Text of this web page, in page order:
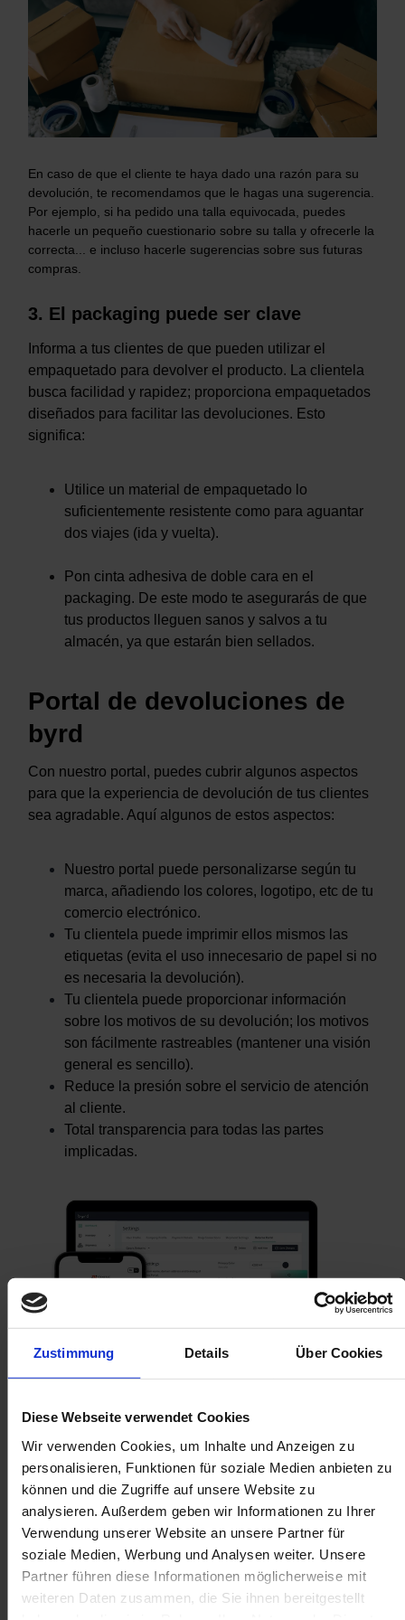
Zustimmung Details Über Cookies
Diese Webseite verwendet Cookies
Wir verwenden Cookies, um Inhalte und Anzeigen zu
personalisieren, Funktionen für soziale Medien anbieten zu
können und die Zugriffe auf unsere Website zu
analysieren. Außerdem geben wir Informationen zu Ihrer
Verwendung unserer Website an unsere Partner für
soziale Medien, Werbung und Analysen weiter. Unsere
Partner führen diese Informationen möglicherweise mit
weiteren Daten zusammen, die Sie ihnen bereitgestellt
En caso de que el cliente te haya dado una razón para su
devolución, te recomendamos que le hagas una sugerencia.
Por ejemplo, si ha pedido una talla equivocada, puedes
hacerle un pequeño cuestionario sobre su talla y ofrecerle la
correcta... e incluso hacerle sugerencias sobre sus futuras
compras.
3. El packaging puede ser clave
Informa a tus clientes de que pueden utilizar el
empaquetado para devolver el producto. La clientela
busca facilidad y rapidez; proporciona empaquetados
diseñados para facilitar las devoluciones. Esto
significa:
Utilice un material de empaquetado lo
suficientemente resistente como para aguantar
dos viajes (ida y vuelta).
Pon cinta adhesiva de doble cara en el
packaging. De este modo te asegurarás de que
tus productos lleguen sanos y salvos a tu
almacén, ya que estarán bien sellados.
Portal de devoluciones de
byrd
Con nuestro portal, puedes cubrir algunos aspectos
para que la experiencia de devolución de tus clientes
sea agradable. Aquí algunos de estos aspectos:
Nuestro portal puede personalizarse según tu
marca, añadiendo los colores, logotipo, etc de tu
comercio electrónico.
Tu clientela puede imprimir ellos mismos las
etiquetas (evita el uso innecesario de papel si no
es necesaria la devolución).
Tu clientela puede proporcionar información
sobre los motivos de su devolución; los motivos
son fácilmente rastreables (mantener una visión
general es sencillo).
Reduce la presión sobre el servicio de atención
al cliente.
Total transparencia para todas las partes
implicadas.
Echa un vistazo a nuestroportal de devoluciones
Conclusión
Reconozcámoslo. Las devoluciones nunca desaparecerán.
Por este motivo, con una política de devoluciones correcta
puedes mejorar los beneficios y generar fidelidad con tus